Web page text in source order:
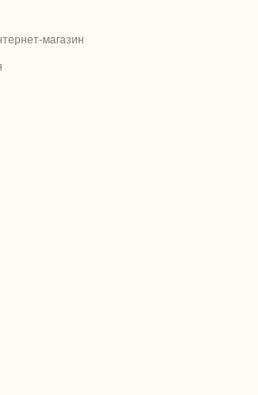
магазин